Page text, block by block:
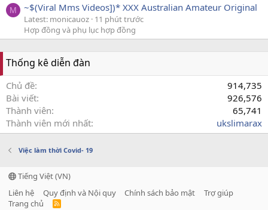
M ~$(Viral Mms Videos])* XXX Australian Amateur Original
Latest: monicauoz 11 phút trước
Hợp đồng và phụ lục hợp đồng
Thống kê diễn đàn
Chủ đề
914,735
Bài viết
926,576
Thành viên
65,741
Thành viên mới nhất
ukslimarax
Việc làm thời Covid- 19
Tiếng Việt (VN)
Liên hệ
Quy định và Nội quy Chính sách bảo mật
Trợ giúp
Trang chủ
R